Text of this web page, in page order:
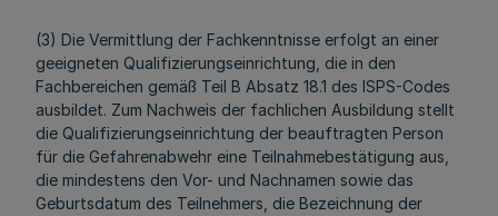
(3) Die Vermittlung der Fachkenntnisse erfolgt an einer
geeigneten Qualifizierungseinrichtung, die in den
Fachbereichen gemäß Teil B Absatz 18.1 des ISPS-Codes
ausbildet. Zum Nachweis der fachlichen Ausbildung stellt
die Qualifizierungseinrichtung der beauftragten Person
für die Gefahrenabwehr eine Teilnahmebestätigung aus,
die mindestens den Vor- und Nachnamen sowie das
Geburtsdatum des Teilnehmers, die Bezeichnung der